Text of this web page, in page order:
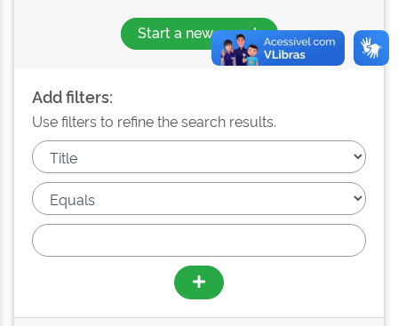
Start a new search
Add filters:
Use filters to refine the search results.